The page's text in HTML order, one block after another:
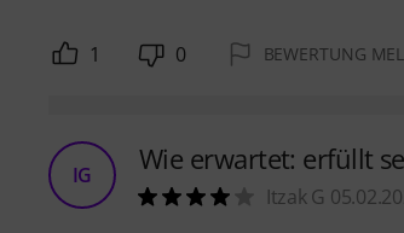
1 0 BEWERTUNG
IG Wie erwartet: erfüllt
Itzak G